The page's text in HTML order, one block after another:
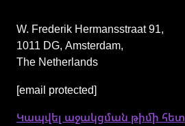
W. Frederik Hermansstraat 91,
1011 DG, Amsterdam,
The Netherlands
[email protected]
Կապվել աջակցման թիմի հետ